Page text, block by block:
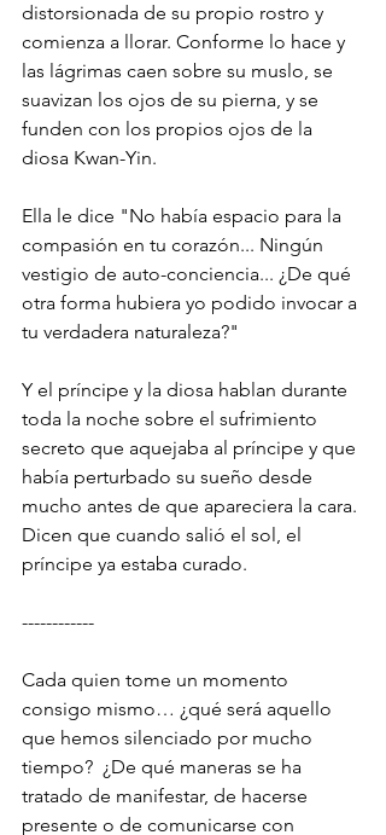
distorsionada de su propio rostro y
comienza a llorar. Conforme lo hace y
las lágrimas caen sobre su muslo, se
suavizan los ojos de su pierna, y se
funden con los propios ojos de la
diosa Kwan-Yin.
Ella le dice "No había espacio para la
compasión en tu corazón... Ningún
vestigio de auto-conciencia... ¿De qué
otra forma hubiera yo podido invocar a
tu verdadera naturaleza?"
Y el príncipe y la diosa hablan durante
toda la noche sobre el sufrimiento
secreto que aquejaba al príncipe y que
había perturbado su sueño desde
mucho antes de que apareciera la cara.
Dicen que cuando salió el sol, el
príncipe ya estaba curado.
------------
Cada quien tome un momento
consigo mismo… ¿qué será aquello
que hemos silenciado por mucho
tiempo?  ¿De qué maneras se ha
tratado de manifestar, de hacerse
presente o de comunicarse con